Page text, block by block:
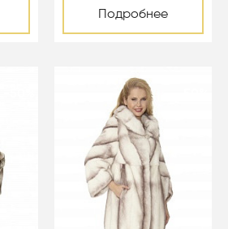
Подробнее